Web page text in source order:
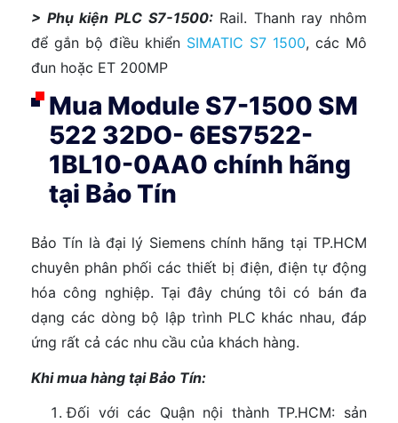
> Phụ kiện PLC S7-1500:Rail. Thanh ray nhôm
để gắn bộ điều khiển SIMATIC S7 1500, các Mô
đun hoặc ET 200MP
Mua Module S7-1500 SM
522 32DO- 6ES7522-
1BL10-0AA0 chính hãng
tại Bảo Tín
Bảo Tín là đại lý Siemens chính hãng tại TP.HCM
chuyên phân phối các thiết bị điện, điện tự động
hóa công nghiệp. Tại đây chúng tôi có bán đa
dạng các dòng bộ lập trình PLC khác nhau, đáp
ứng rất cả các nhu cầu của khách hàng.
Khi mua hàng tại Bảo Tín:
Đối với các Quận nội thành TP.HCM: sản